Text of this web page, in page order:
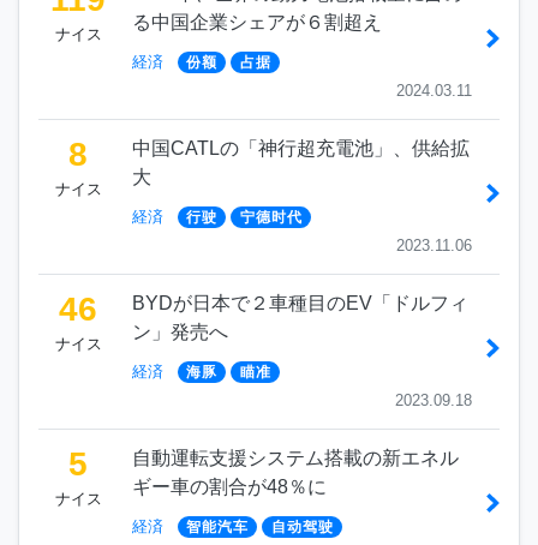
ナイス
る中国企業シェアが６割超え
経済 份额 占据
2024.03.11
8
ナイス
中国CATLの「神行超充電池」、供給拡
大
経済 行驶 宁德时代
2023.11.06
46
ナイス
BYDが日本で２車種目のEV「ドルフィ
ン」発売へ
経済 海豚 瞄准
2023.09.18
5
ナイス
自動運転支援システム搭載の新エネル
ギー車の割合が48％に
経済 智能汽车 自动驾驶